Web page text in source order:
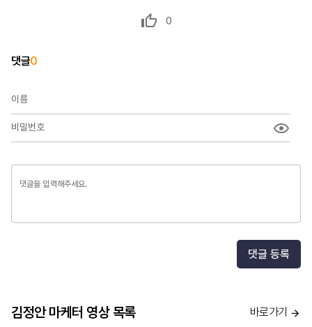
0
댓글0
이름
비밀번호
댓글 등록
김정안 마케터 영상 목록 바로가기